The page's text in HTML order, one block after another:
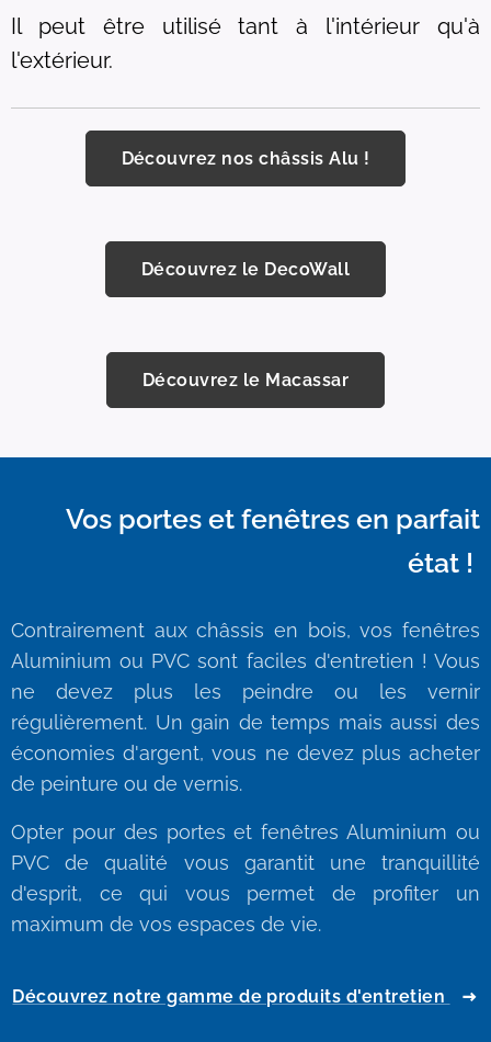
Il peut être utilisé tant à l'intérieur qu'à
l'extérieur.
Découvrez nos châssis Alu !
Découvrez le DecoWall
Découvrez le Macassar
Vos portes et fenêtres en parfait
état !
Contrairement aux châssis en bois, vos fenêtres
Aluminium ou PVC sont faciles d'entretien ! Vous
ne devez plus les peindre ou les vernir
régulièrement. Un gain de temps mais aussi des
économies d'argent, vous ne devez plus acheter
de peinture ou de vernis.
Opter pour des portes et fenêtres Aluminium ou
PVC de qualité vous garantit une tranquillité
d'esprit, ce qui vous permet de profiter un
maximum de vos espaces de vie.
Découvrez notre gamme de produits d'entretien